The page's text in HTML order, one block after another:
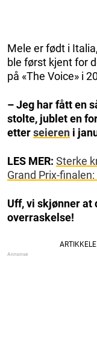
Mele er født i
ble først kjent for
på «The Voice» i
– Jeg har fått en
stolte, jublet en
etterseieren i
LES MER: Sterke
Grand Prix-
Uff, vi skjønner at
overraskelse!